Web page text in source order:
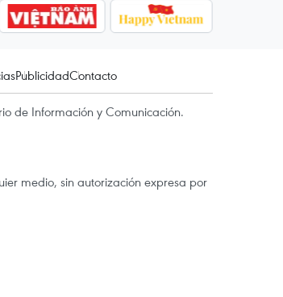
PublicidadContacto
de Información y Comunicación.
medio, sin autorización expresa por